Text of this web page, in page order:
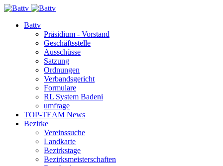
Battv
Präsidium - Vorstand
Geschäftsstelle
Ausschüsse
Satzung
Ordnungen
Verbandsgericht
Formulare
RL System Badeni
umfrage
TOP-TEAM News
Bezirke
Vereinssuche
Landkarte
Bezirkstage
Bezirksmeisterschaften